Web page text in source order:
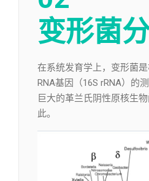
变形菌
在系统发育学上，变形菌
RNA基因（16S rRNA）的
巨大的革兰氏阴性原核生
此。